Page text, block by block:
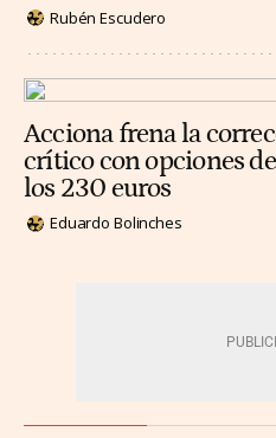
Rubén Escudero
Acciona frena la
crítico con opciones
los 230 euros
Eduardo Bolinches